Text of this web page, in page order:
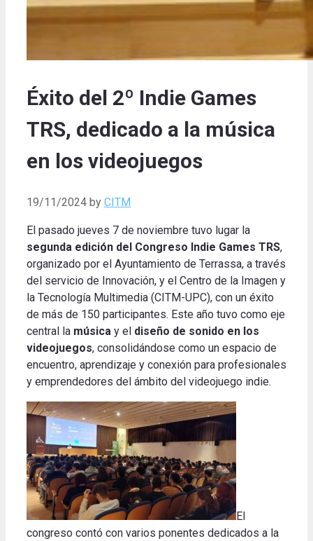
Éxito del 2º Indie Games
TRS, dedicado a la música
en los videojuegos
19/11/2024 by CITM
El pasado jueves 7 de noviembre tuvo lugar la
segunda edición del Congreso Indie Games TRS,
organizado por el Ayuntamiento de Terrassa, a través
del servicio de Innovación, y el Centro de la Imagen y
la Tecnología Multimedia (CITM-UPC), con un éxito
de más de 150 participantes. Este año tuvo como eje
central la música y el diseño de sonido en los
videojuegos, consolidándose como un espacio de
encuentro, aprendizaje y conexión para profesionales
y emprendedores del ámbito del videojuego indie.
El
congreso contó con varios ponentes dedicados a la